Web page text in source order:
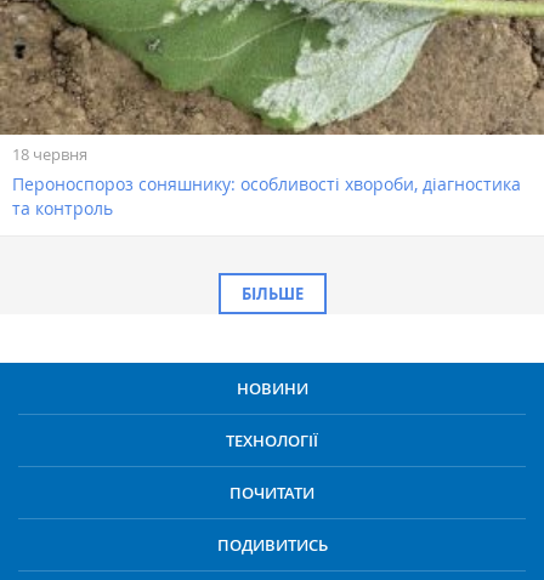
18 червня
Пероноспороз соняшнику: особливості хвороби, діагностика
та контроль
БІЛЬШЕ
НОВИНИ
ТЕХНОЛОГІЇ
ПОЧИТАТИ
ПОДИВИТИСЬ